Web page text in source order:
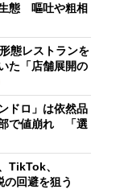
態 嘔吐や粗相
態レストランを
た「店舗展開の
ドロ」は依然品
で値崩れ 「選
TikTok、
の回避を狙う